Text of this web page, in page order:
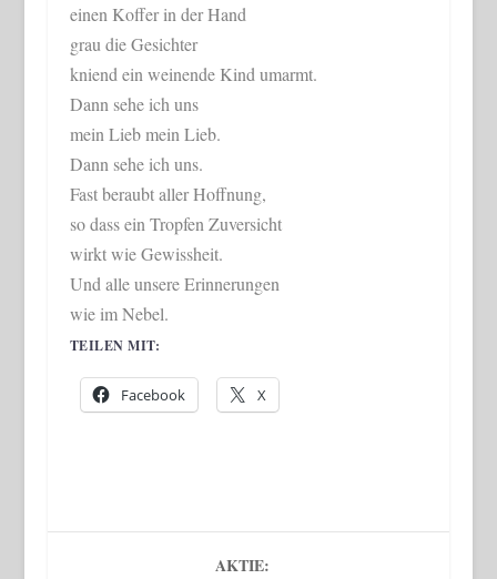
einen Koffer in der Hand
grau die Gesichter
kniend ein weinende Kind umarmt.
Dann sehe ich uns
mein Lieb mein Lieb.
Dann sehe ich uns.
Fast beraubt aller Hoffnung,
so dass ein Tropfen Zuversicht
wirkt wie Gewissheit.
Und alle unsere Erinnerungen
wie im Nebel.
TEILEN MIT:
Facebook X
AKTIE: